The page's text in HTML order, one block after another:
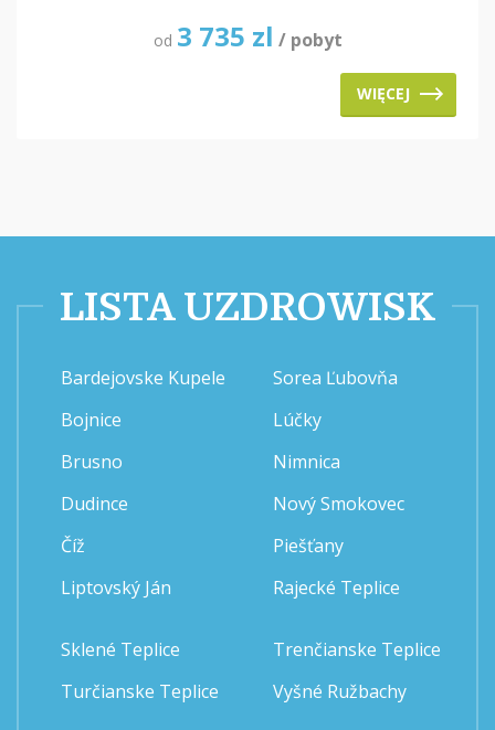
od 3 735 zl / pobyt
WIĘCEJ
LISTA UZDROWISK
Bardejovske Kupele
Bojnice
Brusno
Dudince
Číž
Liptovský Ján
Sorea Ľubovňa
Lúčky
Nimnica
Nový Smokovec
Piešťany
Rajecké Teplice
Sklené Teplice
Turčianske Teplice
Trenčianske Teplice
Vyšné Ružbachy